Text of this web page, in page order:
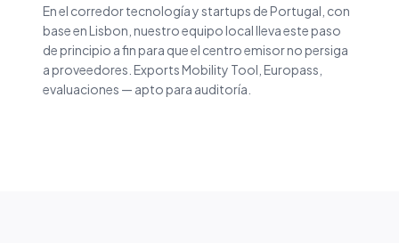
En el corredor tecnología y startups de Portugal, con
base en Lisbon, nuestro equipo local lleva este paso
de principio a fin para que el centro emisor no persiga
a proveedores. Exports Mobility Tool, Europass,
evaluaciones — apto para auditoría.